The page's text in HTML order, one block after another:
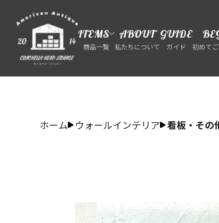
ITEMS
商品一覧
ABOUT
私たちについて
GUIDE
ガイド 初めて
ホーム ウォールインテリア 看板・その